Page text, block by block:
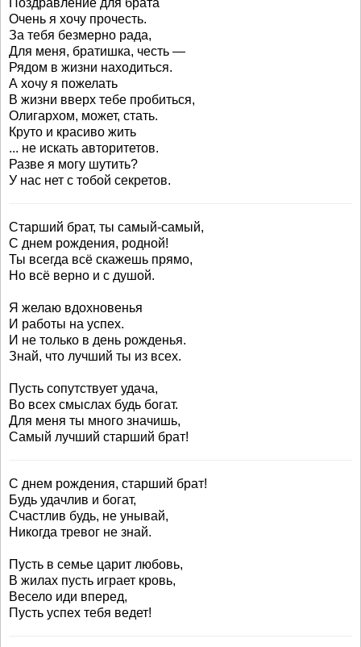
Поздравление для брата
Очень я хочу прочесть.
За тебя безмерно рада,
Для меня, братишка, честь —
Рядом в жизни находиться.
А хочу я пожелать
В жизни вверх тебе пробиться,
Олигархом, может, стать.
Круто и красиво жить
... не искать авторитетов.
Разве я могу шутить?
У нас нет с тобой секретов.
Старший брат, ты самый-самый,
С днем рождения, родной!
Ты всегда всё скажешь прямо,
Но всё верно и с душой.
Я желаю вдохновенья
И работы на успех.
И не только в день рожденья.
Знай, что лучший ты из всех.
Пусть сопутствует удача,
Во всех смыслах будь богат.
Для меня ты много значишь,
Самый лучший старший брат!
С днем рождения, старший брат!
Будь удачлив и богат,
Счастлив будь, не унывай,
Никогда тревог не знай.
Пусть в семье царит любовь,
В жилах пусть играет кровь,
Весело иди вперед,
Пусть успех тебя ведет!